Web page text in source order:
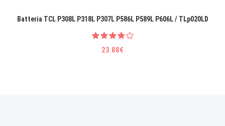
Batteria TCL P308L P318L P307L P586L P589L P606L / TLp020LD
23.88€